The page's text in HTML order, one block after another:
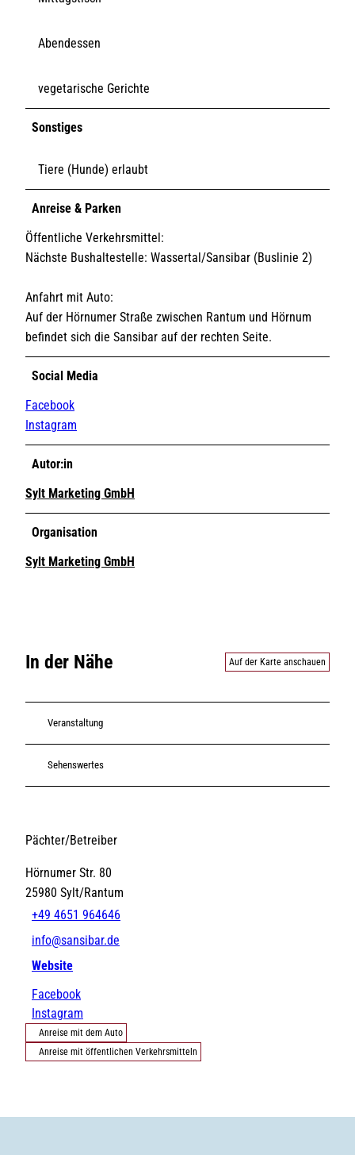
Abendessen
vegetarische Gerichte
Sonstiges
Tiere (Hunde) erlaubt
Anreise & Parken
Öffentliche Verkehrsmittel:
Nächste Bushaltestelle: Wassertal/Sansibar (Buslinie 2)
Anfahrt mit Auto:
Auf der Hörnumer Straße zwischen Rantum und Hörnum
befindet sich die Sansibar auf der rechten Seite.
Social Media
Facebook
Instagram
Autor:in
Sylt Marketing GmbH
Organisation
Sylt Marketing GmbH
In der Nähe Auf der Karte anschauen
Veranstaltung
Sehenswertes
Pächter/Betreiber
Hörnumer Str. 80
25980 Sylt/Rantum
+49 4651 964646
info@sansibar.de
Website
Facebook
Instagram
Anreise mit dem Auto
Anreise mit öffentlichen Verkehrsmitteln